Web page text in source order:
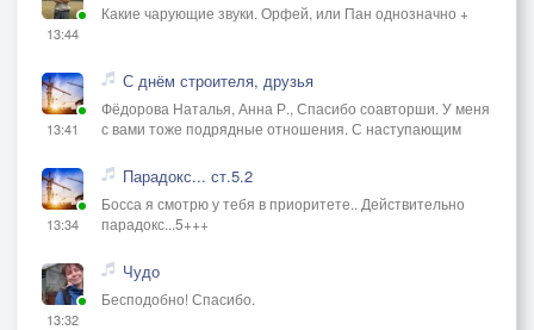
13:44
Какие чарующие звуки. Орфей, или Пан однозначно +
13:41
С днём строителя, друзья
Фёдорова Наталья, Анна Р., Спасибо соавторши. У меня
с вами тоже подрядные отношения. С наступающим
13:34
Парадокс... ст.5.2
Босса я смотрю у тебя в приоритете.. Действительно
парадокс...5+++
13:32
Чудо
Бесподобно! Спасибо.